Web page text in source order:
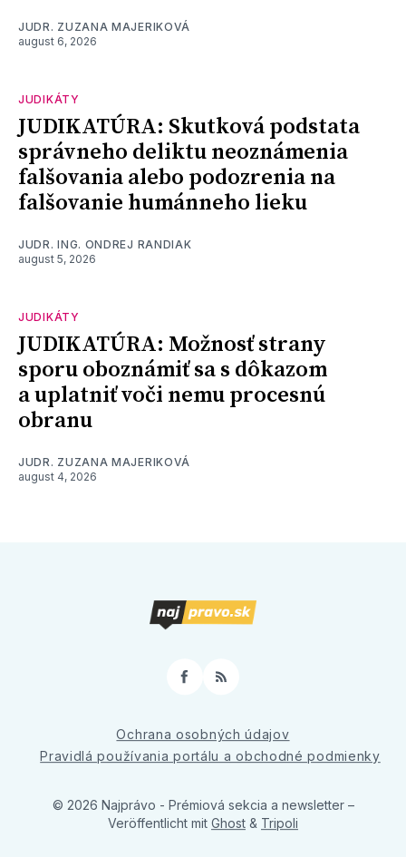
JUDR. ZUZANA MAJERIKOVÁ
august 6, 2026
JUDIKÁTY
JUDIKATÚRA: Skutková podstata
správneho deliktu neoznámenia
falšovania alebo podozrenia na
falšovanie humánneho lieku
JUDR. ING. ONDREJ RANDIAK
august 5, 2026
JUDIKÁTY
JUDIKATÚRA: Možnosť strany
sporu oboznámiť sa s dôkazom
a uplatniť voči nemu procesnú
obranu
JUDR. ZUZANA MAJERIKOVÁ
august 4, 2026
Facebook
RSS
Ochrana osobných údajov
Pravidlá používania portálu a obchodné podmienky
© 2026 Najprávo - Prémiová sekcia a newsletter –
Veröffentlicht mit Ghost & Tripoli